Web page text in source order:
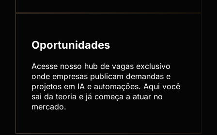
Oportunidades
Acesse nosso hub de vagas exclusivo
onde empresas publicam demandas e
projetos em IA e automações. Aqui você
sai da teoria e já começa a atuar no
mercado.